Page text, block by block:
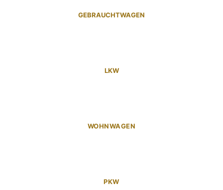
GEBRAUCHTWAGEN
LKW
WOHNWAGEN
PKW